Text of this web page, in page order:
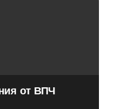
от ВПЧ